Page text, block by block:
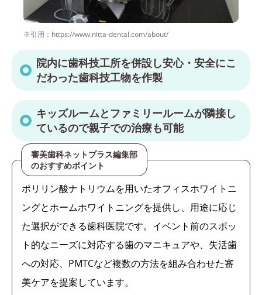
※引用：https://www.nitta-dental.com/about/
院内に歯科技工所を併設し安心・安全にこ
だわった歯科技工物を作製
キッズルームとファミリールームが隣接し
ているので親子での治療も可能
審美歯科ネットプラス編集部
のおすすめポイント
ポリリン酸ナトリウムを用いたオフィスホワイトニ
ングとホームホワイトニングを提供し、用途に応じ
た選択ができる歯科医院です。イベント前のスポッ
ト的なニーズに対応する歯のマニキュアや、失活歯
への対応、PMTCなど複数の方法を組み合わせた審
美ケアを提案しています。